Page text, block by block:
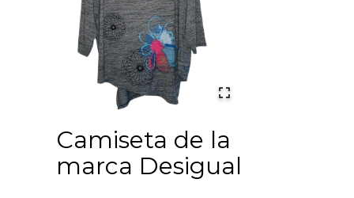
Camiseta de la
marca Desigual